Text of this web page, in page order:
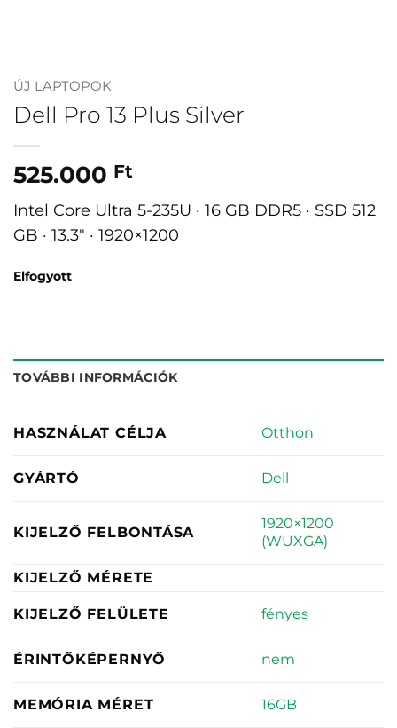
ÚJ LAPTOPOK
Dell Pro 13 Plus Silver
525.000 Ft
Intel Core Ultra 5-235U · 16 GB DDR5 · SSD 512
GB · 13.3″ · 1920×1200
Elfogyott
TOVÁBBI INFORMÁCIÓK
HASZNÁLAT CÉLJA Otthon
GYÁRTÓ Dell
KIJELZŐ FELBONTÁSA
1920×1200
(WUXGA)
KIJELZŐ MÉRETE
KIJELZŐ FELÜLETE fényes
ÉRINTŐKÉPERNYŐ nem
MEMÓRIA MÉRET 16GB